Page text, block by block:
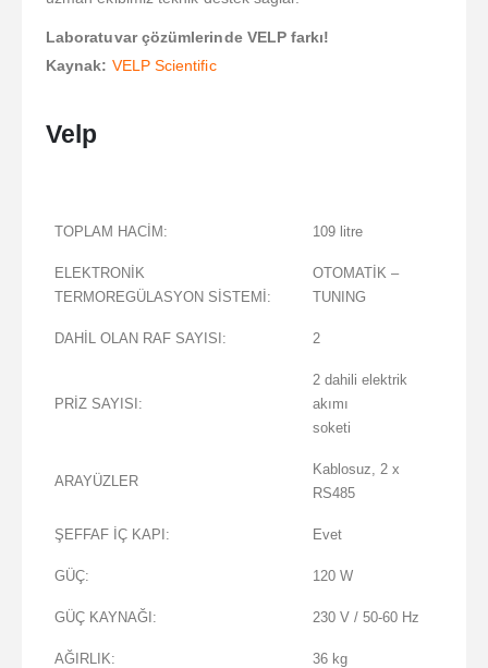
Laboratuvar çözümlerinde VELP farkı!
Kaynak: VELP Scientific
Velp
TOPLAM HACİM: 109 litre
ELEKTRONİK
TERMOREGÜLASYON SİSTEMİ:
OTOMATİK –
TUNING
DAHİL OLAN RAF SAYISI: 2
PRİZ SAYISI:
2 dahili elektrik
akımı
soketi
ARAYÜZLER
Kablosuz, 2 x
RS485
ŞEFFAF İÇ KAPI: Evet
GÜÇ: 120 W
GÜÇ KAYNAĞI: 230 V / 50-60 Hz
AĞIRLIK: 36 kg